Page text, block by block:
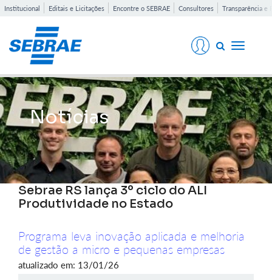
Institucional Editais e Licitações Encontre o SEBRAE Consultores Transparência e
Toggle
Notícias
Sebrae RS lança 3º ciclo do ALI
Produtividade no Estado
Programa leva inovação aplicada e melhoria
de gestão a micro e pequenas empresas
atualizado em: 13/01/26